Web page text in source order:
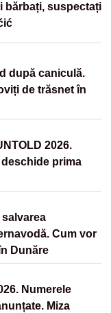
bărbați, suspectați
după caniculă.
de trăsnet în
2026.
prima
Cum vor
Dunăre
Numerele
Miza